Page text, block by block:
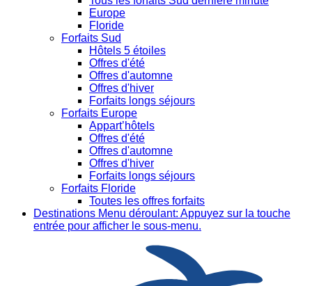
Europe
Floride
Forfaits Sud
Hôtels 5 étoiles
Offres d'été
Offres d'automne
Offres d'hiver
Forfaits longs séjours
Forfaits Europe
Appart’hôtels
Offres d'été
Offres d'automne
Offres d'hiver
Forfaits longs séjours
Forfaits Floride
Toutes les offres forfaits
Destinations Menu déroulant: Appuyez sur la touche
entrée pour afficher le sous-menu.